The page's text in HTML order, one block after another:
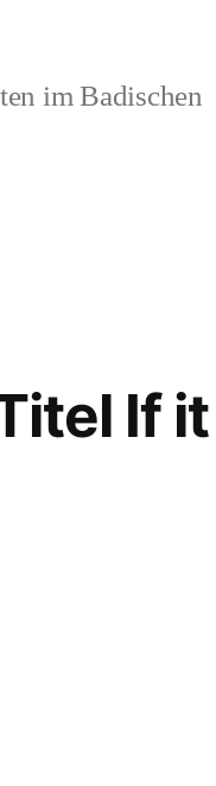
im Badischen
If it